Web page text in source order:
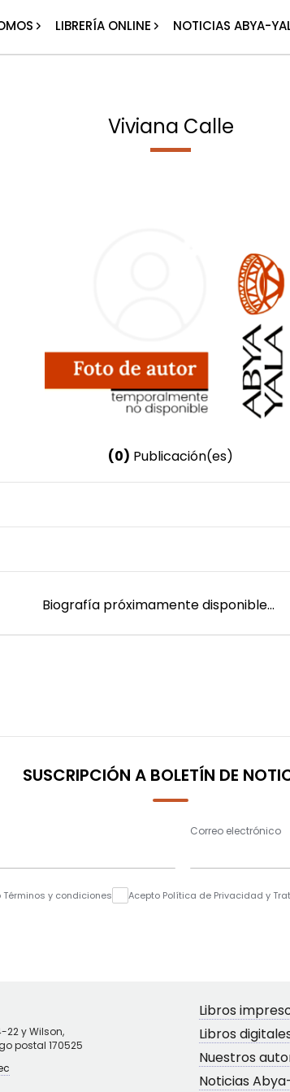
LIBRERÍA ONLINE NOTICIAS ABYA-
Viviana Calle
(0) Publicación(es)
Femenino
Biografía próximamente disponible...
SUSCRIPCIÓN A BOLETÍN DE
Correo electrónico
Términos y condiciones Acepto Política de Privacidad y
22 y Wilson,
postal 170525
Libros
Libros
Nuestros
Noticias